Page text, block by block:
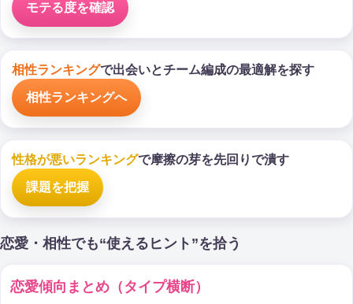
モテる度を確認
相性ランキングで出会いとチーム編成の最適解を探す
相性ランキングへ
性格が悪いランキングで摩擦の芽を先回りで潰す
課題を把握
恋愛・相性でも“使えるヒント”を拾う
恋愛傾向まとめ（タイプ横断）